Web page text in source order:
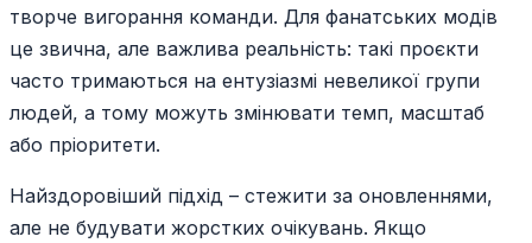
творче вигорання команди. Для фанатських модів
це звична, але важлива реальність: такі проєкти
часто тримаються на ентузіазмі невеликої групи
людей, а тому можуть змінювати темп, масштаб
або пріоритети.
Найздоровіший підхід – стежити за оновленнями,
але не будувати жорстких очікувань. Якщо